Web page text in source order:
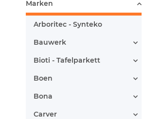
Marken
Arboritec - Synteko
Bauwerk
Bioti - Tafelparkett
Boen
Bona
Carver